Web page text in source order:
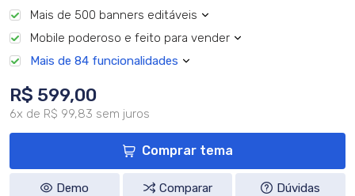
Mais de 500 banners editáveis
Mobile poderoso e feito para vender
Mais de 84 funcionalidades
R$ 599,00
6x de R$ 99,83 sem juros
Comprar tema
Demo Comparar Dúvidas